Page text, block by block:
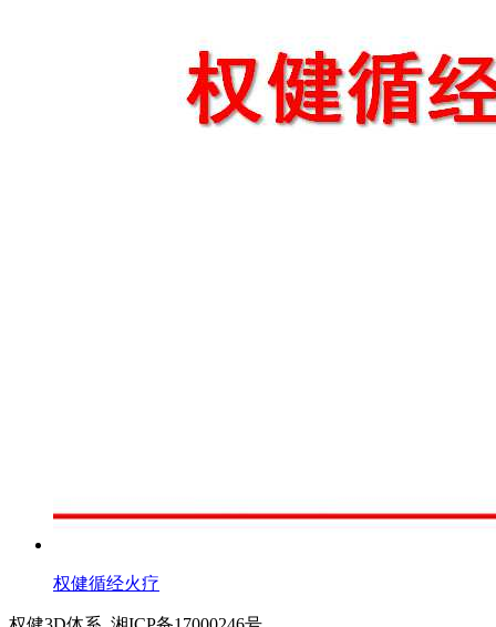
权健循经火疗